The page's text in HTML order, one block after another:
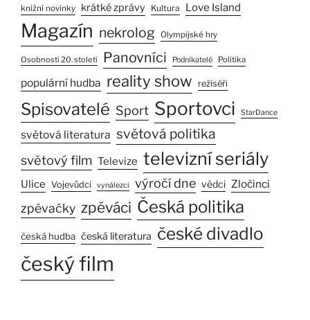
knižní novinky krátké zprávy Kultura Love Island
Magazín nekrolog Olympijské hry
Osobnosti 20. století Panovníci Podnikatelé Politika
populární hudba reality show režiséři
Spisovatelé Sport Sportovci StarDance
světová literatura světová politika
světový film Televize televizní seriály
Ulice Vojevůdci vynálezci výročí dne vědci Zločinci
zpěvačky zpěváci Česká politika
česká hudba česká literatura české divadlo
český film